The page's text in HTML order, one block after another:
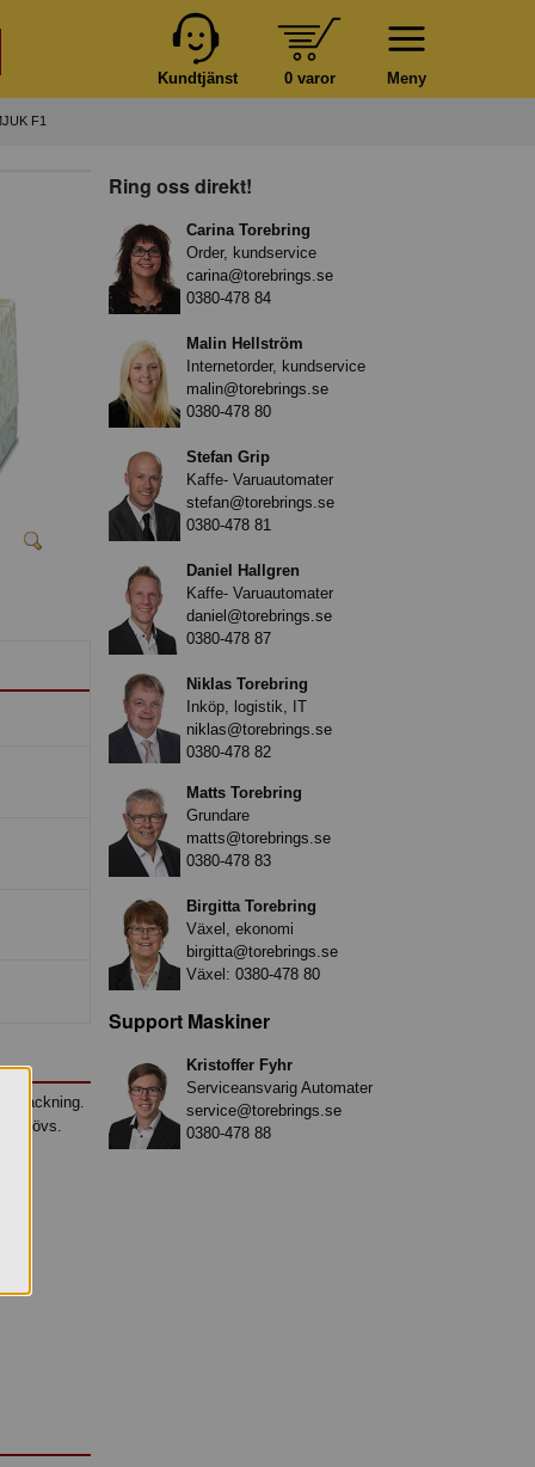
Meny
0 varor
Kundtjänst
F1
behövs.
Ring oss direkt!
Carina Torebring
Order, kundservice
carina@torebrings.se
0380-478 84
Malin Hellström
Internetorder, kundservice
malin@torebrings.se
0380-478 80
Stefan Grip
Kaffe- Varuautomater
stefan@torebrings.se
0380-478 81
Daniel Hallgren
Kaffe- Varuautomater
daniel@torebrings.se
0380-478 87
Niklas Torebring
Inköp, logistik, IT
niklas@torebrings.se
0380-478 82
Matts Torebring
Grundare
matts@torebrings.se
0380-478 83
Birgitta Torebring
Växel, ekonomi
birgitta@torebrings.se
Växel: 0380-478 80
Support Maskiner
Kristoffer Fyhr
Serviceansvarig Automater
service@torebrings.se
0380-478 88